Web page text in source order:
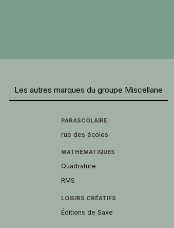
Les autres marques du groupe Miscellane
PARASCOLAIRE
rue des écoles
MATHÉMATIQUES
Quadrature
RMS
LOISIRS CRÉATIFS
Éditions de Saxe